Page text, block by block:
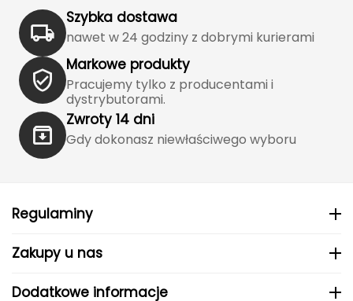
Kayland
Keen
Klymit
Kohla
Szybka dostawa
nawet w 24 godziny z dobrymi kurierami
Markowe produkty
Pracujemy tylko z producentami i
dystrybutorami.
Zwroty 14 dni
Gdy dokonasz niewłaściwego wyboru
Regulaminy
Zakupy u nas
Dodatkowe informacje